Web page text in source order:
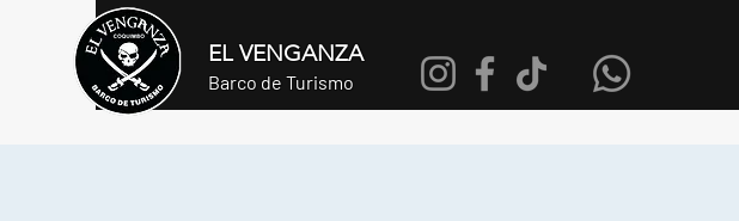
EL VENGANZA
Barco de Turismo